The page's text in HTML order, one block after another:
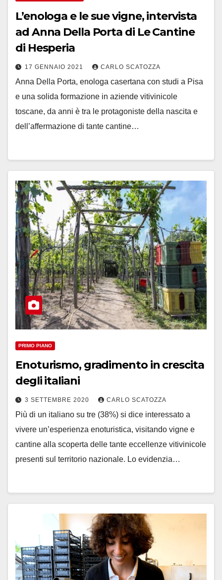
L’enologa e le sue vigne, intervista
ad Anna Della Porta di Le Cantine
di Hesperia
17 GENNAIO 2021 CARLO SCATOZZA
Anna Della Porta, enologa casertana con studi a Pisa
e una solida formazione in aziende vitivinicole
toscane, da anni è tra le protagoniste della nascita e
dell’affermazione di tante cantine…
PRIMO PIANO
Enoturismo, gradimento in crescita
degli italiani
3 SETTEMBRE 2020 CARLO SCATOZZA
Più di un italiano su tre (38%) si dice interessato a
vivere un’esperienza enoturistica, visitando vigne e
cantine alla scoperta delle tante eccellenze vitivinicole
presenti sul territorio nazionale. Lo evidenzia…